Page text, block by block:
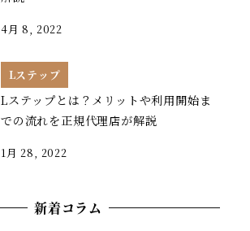
4月 8, 2022
Lステップ
Lステップとは？メリットや利用開始ま
での流れを正規代理店が解説
1月 28, 2022
新着コラム